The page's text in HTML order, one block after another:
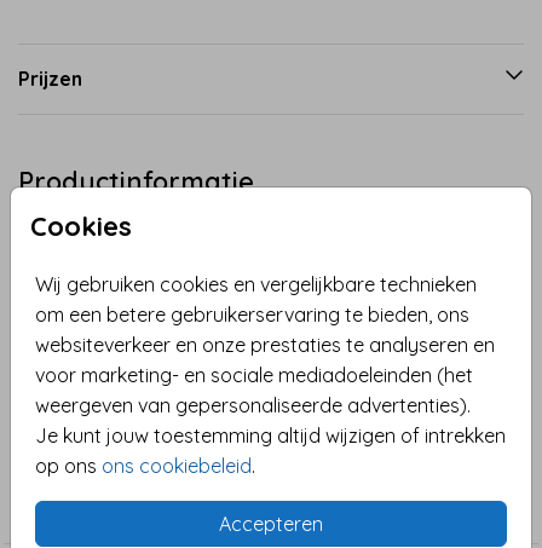
Cookies
Wij gebruiken cookies en vergelijkbare technieken
om een betere gebruikerservaring te bieden, ons
websiteverkeer en onze prestaties te analyseren en
voor marketing- en sociale mediadoeleinden (het
weergeven van gepersonaliseerde advertenties).
Je kunt jouw toestemming altijd wijzigen of intrekken
op ons ons cookiebeleid.
Accepteren
Prijzen
Productinformatie
Omschrijving
Bedank je gasten op een bijzondere manier met een
fles wijn die niet alleen lekker is, maar ook een
persoonlijk tintje heeft. Deze stijlvolle flesetiketten
passen perfect bij je huwelijk, en kunnen volledig
worden gepersonaliseerd om je gasten op een
unieke manier te bedanken voor hun aanwezigheid.
Dit wijnetiket maakt deel uit van onze 'Love in Fire'
charme uitstraalt. De tinten van warm-roze, paars en
Toon meer
Collectie
Fles etiket